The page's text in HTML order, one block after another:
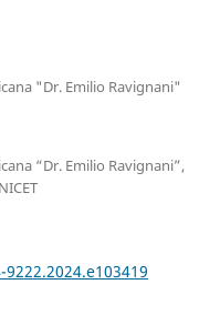
"Dr. Emilio Ravignani"
“Dr. Emilio Ravignani”,